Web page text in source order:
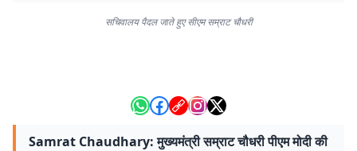
सचिवालय पैदल जाते हुए सीएम सम्राट चौधरी
Samrat Chaudhary: मुख्यमंत्री सम्राट चौधरी पीएम मोदी की